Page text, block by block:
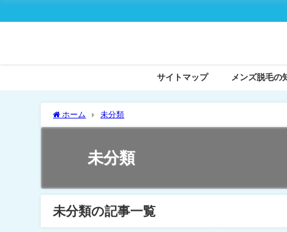
サイトマップ メンズ脱毛の
ホーム 未分類
未分類
未分類の記事一覧